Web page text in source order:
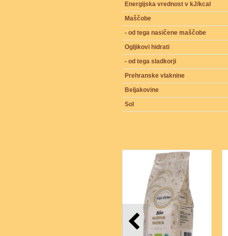
Energijska vrednost v kJ/kcal
Maščobe
- od tega nasičene maščobe
Ogljikovi hidrati
- od tega sladkorji
Prehranske vlaknine
Beljakovine
Sol